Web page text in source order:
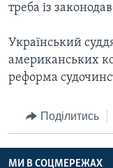
треба із
Український
американських
реформа
Поділитись
МИ В СОЦМЕРЕЖАХ